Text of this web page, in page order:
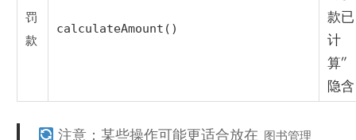
罚
款
calculateAmount()
款已
计
算”
隐含
注意：某些操作可能更适合放在 图书管理